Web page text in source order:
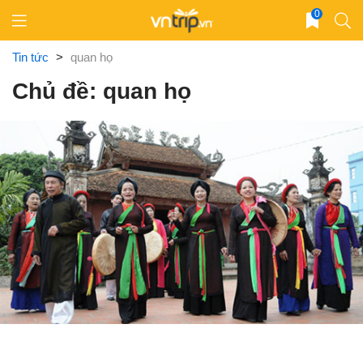
content
0
Tin tức > quan họ
Chủ đề: quan họ